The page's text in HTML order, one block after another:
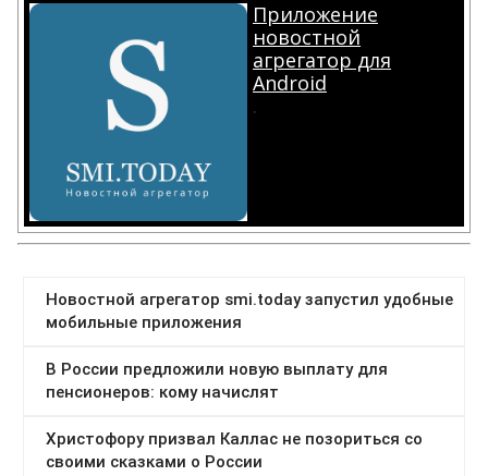
Приложение
новостной
агрегатор для
Android
.